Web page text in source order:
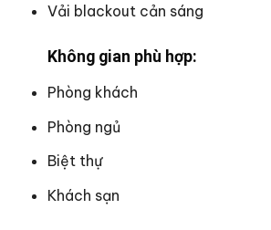
Vải blackout cản sáng
Không gian phù hợp:
Phòng khách
Phòng ngủ
Biệt thự
Khách sạn